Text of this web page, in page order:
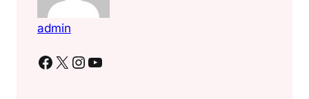
admin
Facebook X Instagram YouTube